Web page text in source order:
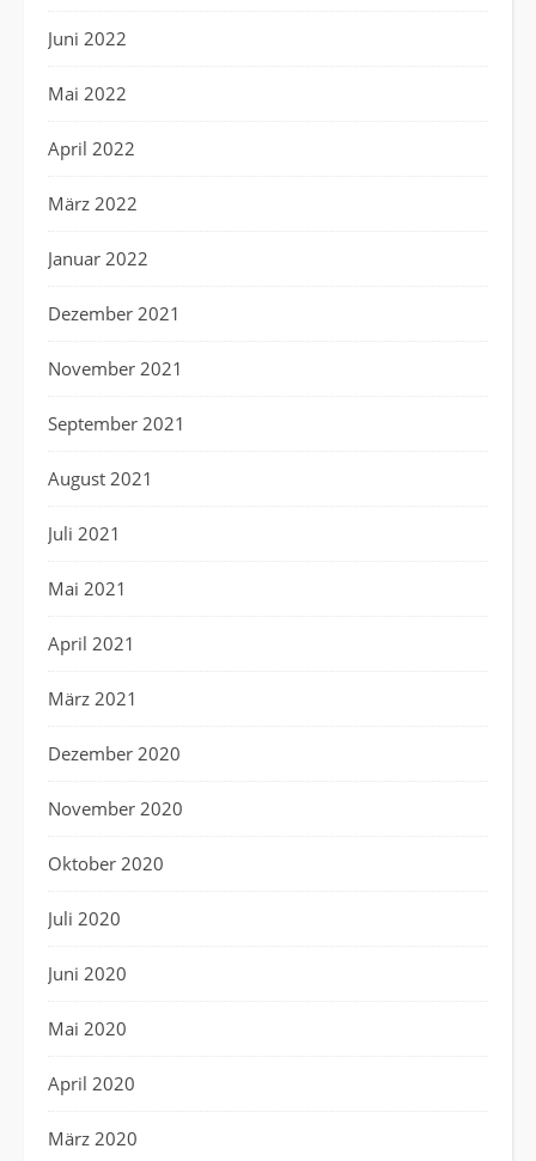
Juni 2022
Mai 2022
April 2022
März 2022
Januar 2022
Dezember 2021
November 2021
September 2021
August 2021
Juli 2021
Mai 2021
April 2021
März 2021
Dezember 2020
November 2020
Oktober 2020
Juli 2020
Juni 2020
Mai 2020
April 2020
März 2020